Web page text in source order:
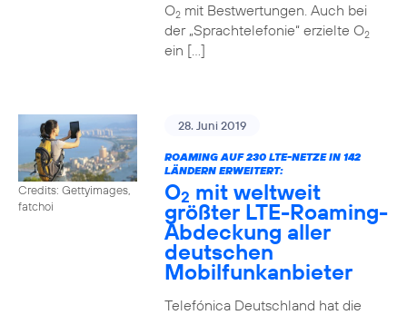
O2mit Bestwertungen. Auch bei
der „Sprachtelefonie“ erzielte O2
ein […]
Credits: Gettyimages,
fatchoi
28. Juni 2019
ROAMING AUF 230 LTE-NETZE IN 142
LÄNDERN ERWEITERT:
O2 mit weltweit
größter LTE-Roaming-
Abdeckung aller
deutschen
Mobilfunkanbieter
Telefónica Deutschland hat die